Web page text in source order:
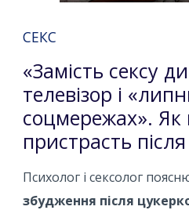
СЕКС
«Замість сексу
телевізор і
соцмережах». Як
пристрасть
Психолог і сексолог
збудження після